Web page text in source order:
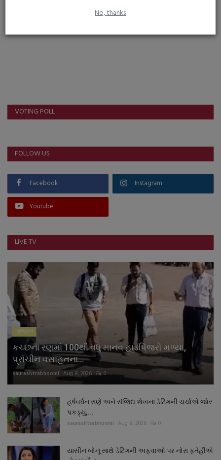
No, thanks
VOTING POLL
FOLLOW US
Facebook Instagram
Youtube
LIVE TV
ગુજરાત
કચ્છના રણમાં 100થી વધુ માનવ હાડપિંજરો મળ્યા,
પ્રાચીન વસાહતના...
saurashtrabhoomi Aug 8, 2026 0
હર્ષવર્ધન રાણે અને સંજિદા શેખના ડેટિંગની ચર્ચાએ જોર
પકડ્યું,...
saurashtrabhoomi Aug 8, 2026 0
યાસીન બોનૂ સાથે ડેટિંગની અફવાઓ પર નોરા ફતેહીએ